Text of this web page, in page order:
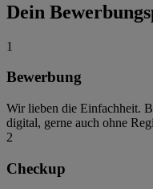
Dein
1
Bewerbung
Wir lieben die Einfachheit.
digital, gerne auch ohne
2
Checkup